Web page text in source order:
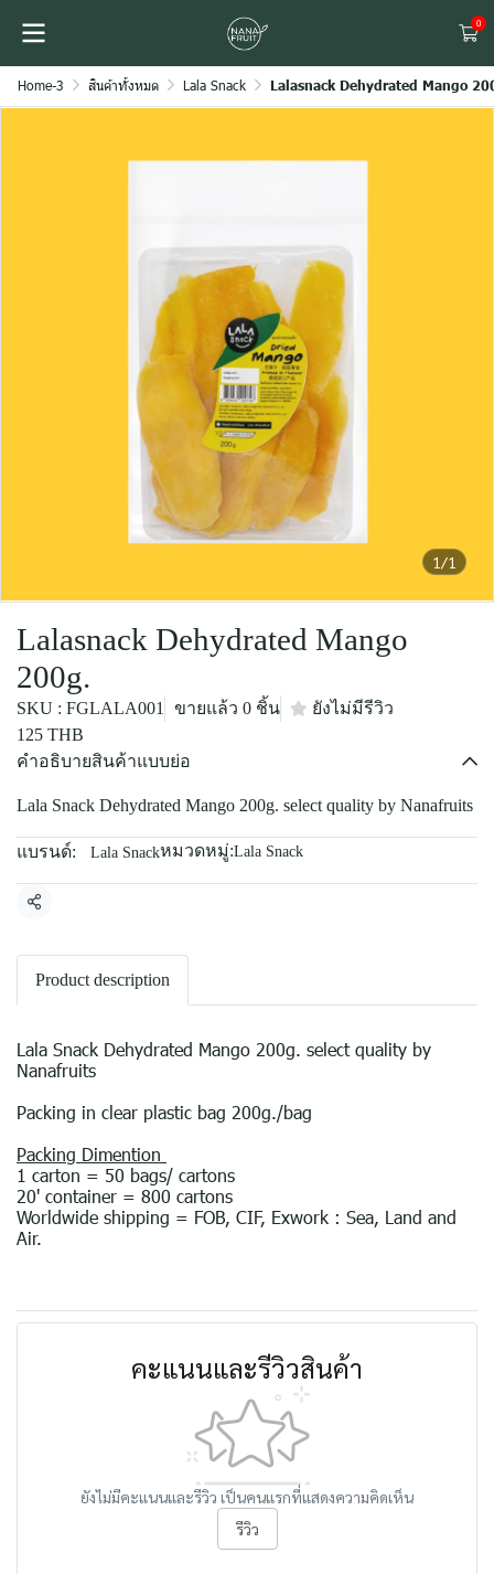
0
Home-3 สินค้าทั้งหมด Lala Snack Lalasnack Dehydrated Mango
1/1
Lalasnack Dehydrated Mango
200g.
SKU : FGLALA001 ขายแล้ว 0 ชิ้น
ยังไม่มีรีวิว
125 THB
คำอธิบายสินค้าแบบย่อ
Lala Snack Dehydrated Mango 200g. select quality by Nanafruits
แบรนด์: Lala Snackหมวดหมู่:Lala Snack
แชร์
Product description
Lala Snack Dehydrated Mango 200g. select quality by
Nanafruits
Packing in clear plastic bag 200g./bag
Packing Dimention
1 carton = 50 bags/ cartons
20' container = 800 cartons
Worldwide shipping = FOB, CIF, Exwork : Sea, Land and
Air.
คะแนนและรีวิวสินค้า
ยังไม่มีคะแนนและรีวิว เป็นคนแรกที่แสดงความคิดเห็น
รีวิว